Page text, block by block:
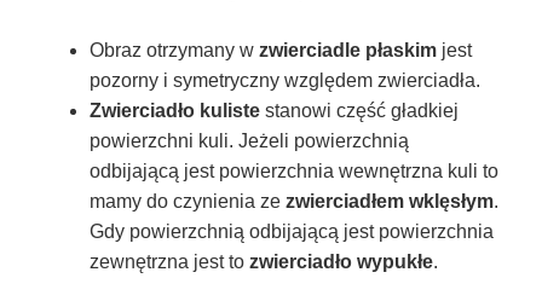
Obraz otrzymany wzwierciadle płaskim jest
pozorny i symetryczny względem zwierciadła.
Zwierciadło kuliste stanowi część gładkiej
powierzchni kuli. Jeżeli powierzchnią
odbijającą jest powierzchnia wewnętrzna kuli to
mamy do czynienia zezwierciadłem wklęsłym.
Gdy powierzchnią odbijającą jest powierzchnia
zewnętrzna jest tozwierciadło wypukłe.